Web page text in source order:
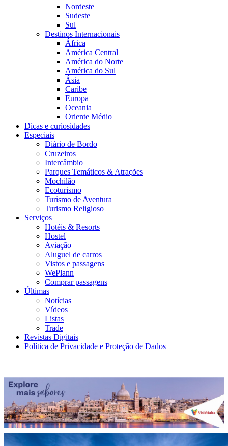
Nordeste
Sudeste
Sul
Destinos Internacionais
África
América Central
América do Norte
América do Sul
Ásia
Caribe
Europa
Oceania
Oriente Médio
Dicas e curiosidades
Especiais
Diário de Bordo
Cruzeiros
Intercâmbio
Parques Temáticos & Atrações
Mochilão
Ecoturismo
Turismo de Aventura
Turismo Religioso
Serviços
Hotéis & Resorts
Hostel
Aviação
Aluguel de carros
Vistos e passagens
WePlann
Comprar passagens
Últimas
Notícias
Vídeos
Listas
Trade
Revistas Digitais
Política de Privacidade e Proteção de Dados